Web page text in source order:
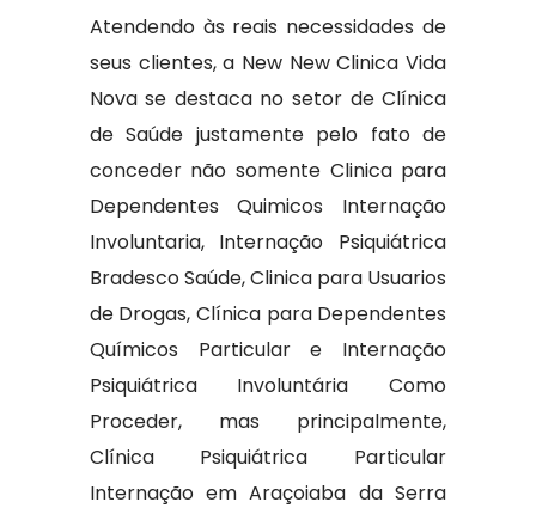
Atendendo às reais necessidades de
seus clientes, a New New Clinica Vida
Nova se destaca no setor de Clínica
de Saúde justamente pelo fato de
conceder não somente Clinica para
Dependentes Quimicos Internação
Involuntaria, Internação Psiquiátrica
Bradesco Saúde, Clinica para Usuarios
de Drogas, Clínica para Dependentes
Químicos Particular e Internação
Psiquiátrica Involuntária Como
Proceder, mas principalmente,
Clínica Psiquiátrica Particular
Internação em Araçoiaba da Serra